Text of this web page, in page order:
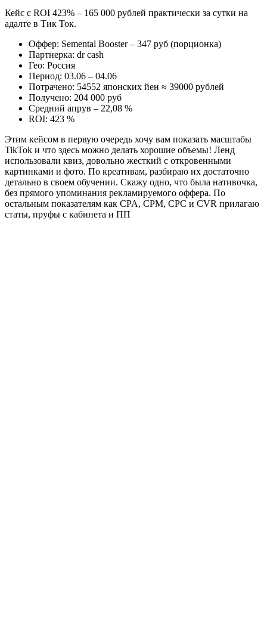
Кейс с ROI 423% – 165 000 рублей практически за сутки на
адалте в Тик Ток.
Оффер: Semental Booster – 347 руб (порционка)
Партнерка: dr cash
Гео: Россия
Период: 03.06 – 04.06
Потрачено: 54552 японских йен ≈ 39000 рублей
Получено: 204 000 руб
Средний апрув – 22,08 %
ROI: 423 %
Этим кейсом в первую очередь хочу вам показать масштабы
TikTok и что здесь можно делать хорошие объемы! Ленд
использовали квиз, довольно жесткий с откровенными
картинками и фото. По креативам, разбираю их достаточно
детально в своем обучении. Скажу одно, что была нативочка,
без прямого упоминания рекламируемого оффера. По
остальным показателям как CPA, CPM, CPC и CVR прилагаю
статы, пруфы с кабинета и ПП